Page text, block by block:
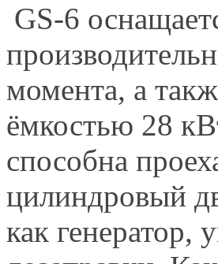
GS-6
момента, а
ёмкостью 28
способна
цилиндровый
как генератор,